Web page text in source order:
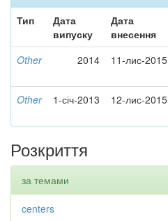
Тип
Дата
випуску
Дата
внесення
Other 2014 11-лис-2015
Other 1-січ-2013 12-лис-2015
Розкриття
за темами
centers